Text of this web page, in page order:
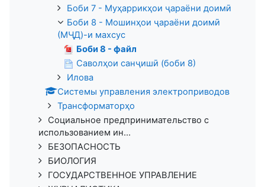
Боби 7 - Муҳаррикҳои ҷараёни доимӣ
Боби 8 - Мошинҳои ҷараёни доимӣ
(МҶД)-и махсус
Боби 8 - файл
Саволҳои санҷишӣ (боби 8)
Илова
Системы управления электроприводов
Трансформаторҳо
Социальное предпринимательство с
использованием ин...
БЕЗОПАСНОСТЬ
БИОЛОГИЯ
ГОСУДАРСТВЕННОЕ УПРАВЛЕНИЕ